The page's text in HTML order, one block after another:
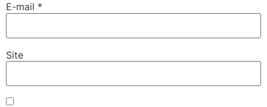
E-mail *
Site